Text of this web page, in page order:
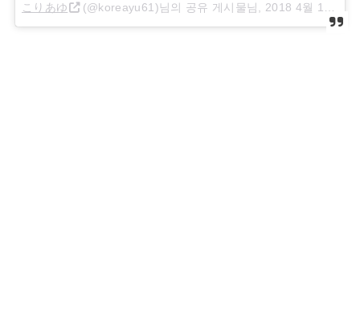
こりあゆ (@koreayu61)님의 공유 게시물님, 2018 4월 11 8:20오전 PDT